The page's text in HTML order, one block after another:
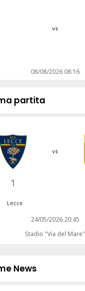
vs
08/08/2026 08:16
partita
1
vs
Lecce
24/05/2026 20:45
Stadio "Via del Mare"
News